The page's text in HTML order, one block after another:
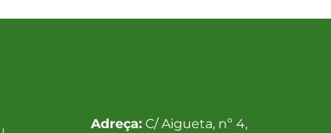
Adreça:C/ Aigueta, nº 4,